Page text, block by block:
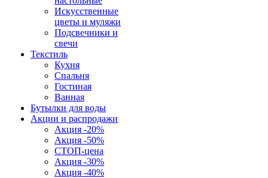
Искусственные
цветы и муляжи
Подсвечники и
свечи
Текстиль
Кухня
Спальня
Гостиная
Ванная
Бутылки для воды
Акции и распродажи
Акция -20%
Акция -50%
СТОП-цена
Акция -30%
Акция -40%